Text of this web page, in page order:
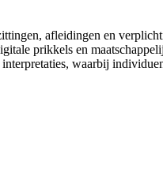
afleidingen en
prikkels en
waarbij